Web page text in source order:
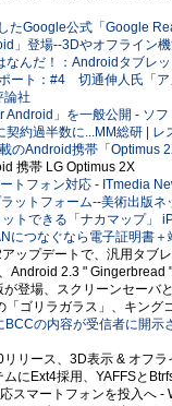
たGoogle公式「Google
」登場--3Dやオフライン
んだ！：Androidタブレ
ート：#4 切通伸人氏「
論社
」を一般公開 - ソ
約過半数に...MM総研 |
のAndroid携帯「Optimus
携帯 LG Optimus 2X
トフォン対応 - ITmedia
ットフォーム--美術出版
トできる「ナカマップ」
につなぐなら電子証明書
ップデートで、汎用タブ
Android 2.3 " Gingerbread
登場、スクリーンセーバ
ゴリラガラス」、キン
の内容が受信者に開
リース、3D表示 & オフラ
にExt4採用、YAFFSと
スマートフォンを投入へ